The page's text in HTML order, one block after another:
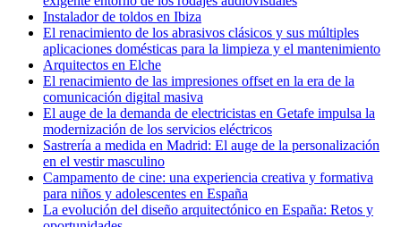
Instalador de toldos en Ibiza
El renacimiento de los abrasivos clásicos y sus múltiples
aplicaciones domésticas para la limpieza y el mantenimiento
Arquitectos en Elche
El renacimiento de las impresiones offset en la era de la
comunicación digital masiva
El auge de la demanda de electricistas en Getafe impulsa la
modernización de los servicios eléctricos
Sastrería a medida en Madrid: El auge de la personalización
en el vestir masculino
Campamento de cine: una experiencia creativa y formativa
para niños y adolescentes en España
La evolución del diseño arquitectónico en España: Retos y